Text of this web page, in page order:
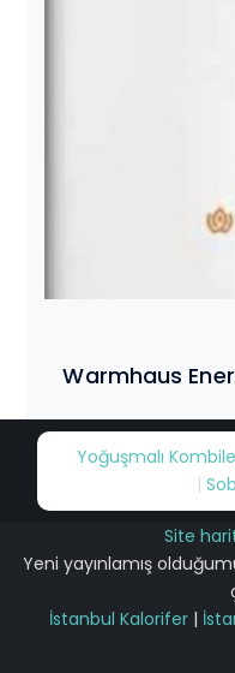
Warmhaus
Yoğuşmalı
|
Site
Yeni yayınlamış
İstanbul Kalorifer|